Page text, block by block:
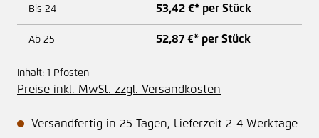
Bis 24 53,42 €* per Stück
Ab 25 52,87 €* per Stück
Inhalt: 1 Pfosten
Preise inkl. MwSt. zzgl. Versandkosten
Versandfertig in 25 Tagen, Lieferzeit 2-4 Werktage